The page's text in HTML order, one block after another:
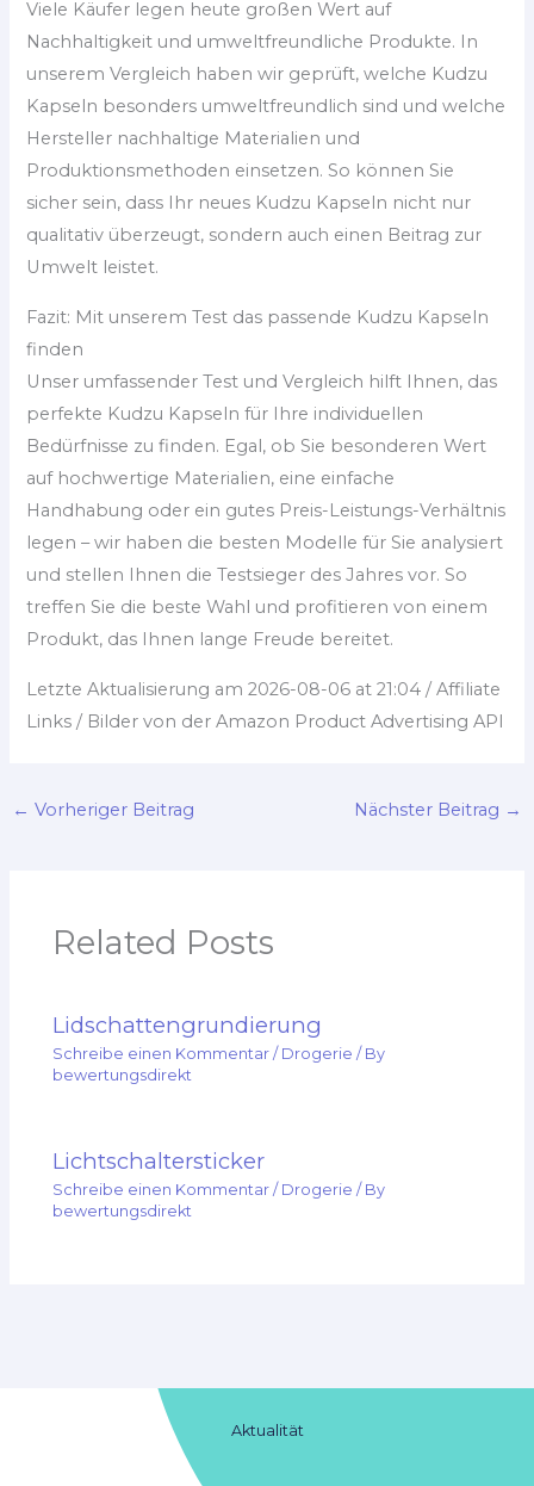
Viele Käufer legen heute großen Wert auf
Nachhaltigkeit und umweltfreundliche Produkte. In
unserem Vergleich haben wir geprüft, welche Kudzu
Kapseln besonders umweltfreundlich sind und welche
Hersteller nachhaltige Materialien und
Produktionsmethoden einsetzen. So können Sie
sicher sein, dass Ihr neues Kudzu Kapseln nicht nur
qualitativ überzeugt, sondern auch einen Beitrag zur
Umwelt leistet.
Fazit: Mit unserem Test das passende Kudzu Kapseln
finden
Unser umfassender Test und Vergleich hilft Ihnen, das
perfekte Kudzu Kapseln für Ihre individuellen
Bedürfnisse zu finden. Egal, ob Sie besonderen Wert
auf hochwertige Materialien, eine einfache
Handhabung oder ein gutes Preis-Leistungs-Verhältnis
legen – wir haben die besten Modelle für Sie analysiert
und stellen Ihnen die Testsieger des Jahres vor. So
treffen Sie die beste Wahl und profitieren von einem
Produkt, das Ihnen lange Freude bereitet.
Letzte Aktualisierung am 2026-08-06 at 21:04 / Affiliate
Links / Bilder von der Amazon Product Advertising API
← Vorheriger Beitrag Nächster Beitrag →
Related Posts
Lidschattengrundierung
Schreibe einen Kommentar / Drogerie / By
bewertungsdirekt
Lichtschaltersticker
Schreibe einen Kommentar / Drogerie / By
bewertungsdirekt
Aktualität